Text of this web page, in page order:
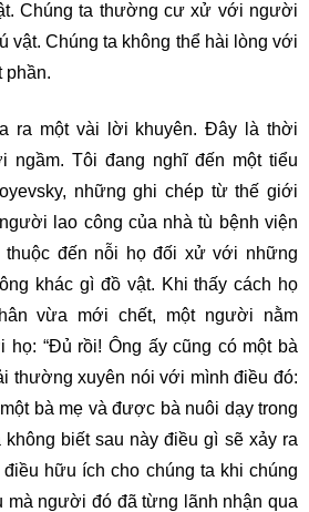
Chúng ta thường cư xử với người
vật. Chúng ta không thể hài lòng với
phần.
ra một vài lời khuyên. Đây là thời
ngầm. Tôi đang nghĩ đến một tiểu
những ghi chép từ thế giới
lao công của nhà tù bệnh viện
thuộc đến nỗi họ đối xử với những
khác gì đồ vật. Khi thấy cách họ
vừa mới chết, một người nằm
“Đủ rồi! Ông ấy cũng có một bà
thường xuyên nói với mình điều đó:
bà mẹ và được bà nuôi dạy trong
biết sau này điều gì sẽ xảy ra
hữu ích cho chúng ta khi chúng
mà người đó đã từng lãnh nhận qua